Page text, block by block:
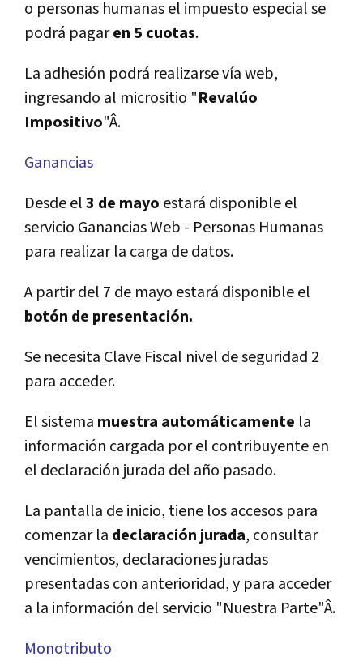
o personas humanas el impuesto especial se
podrá pagaren 5 cuotas.
La adhesión podrá realizarse ví­a web,
ingresando al micrositio "Revalúo
Impositivo"Â.
Ganancias
Desde el3 de mayo estará disponible el
servicio Ganancias Web - Personas Humanas
para realizar la carga de datos.
A partir del 7 de mayo estará disponible el
botón de presentación.
Se necesita Clave Fiscal nivel de seguridad 2
para acceder.
El sistema muestra automáticamente la
información cargada por el contribuyente en
el declaración jurada del año pasado.
La pantalla de inicio, tiene los accesos para
comenzar la declaración jurada, consultar
vencimientos, declaraciones juradas
presentadas con anterioridad, y para acceder
a la información del servicio "Nuestra Parte"Â.
Monotributo